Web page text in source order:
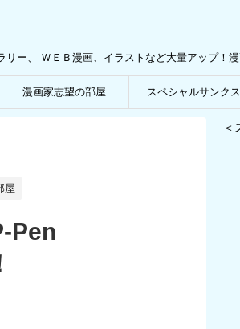
ー、 ＷＥＢ漫画、イラストなど大量アップ！
漫画家志望の部屋 スペシャルサンクス
屋
Pen
＜